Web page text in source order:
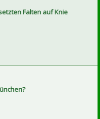
Falten auf Knie